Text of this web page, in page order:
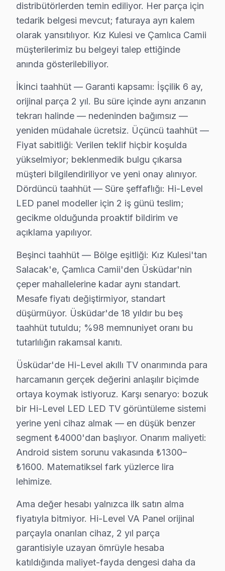
· Pendik Hi-Level
· Sancaktepe Hi-Level
· Üsküdar Sony
· Üsküdar Philips
· Üsküdar iFFALCON
· Üsküdar Samsung
· Üsküdar LG
· Üsküdar Panasonic
· Üsküdar Toshiba
· Üsküdar Sharp
Üsküdar Hi-Level Servis: En Çok Sorulan
Üsküdar Hi-Level panel tamirinde iki kritik bilgi: (1)
Hi-Level TV Arızaları ve Çözümler
✓ 15+ Yıl Deneyim
✓ Orijinal Yedek Parça
✓ Ücretsiz Arıza Tespiti
Üsküdar, İstanbul'un köklü ilçelerinden biri olup bölgemizdeki
Üsküdar'den Hi-Level Müşteri Hikayeleri
Bir gün Üsküdar'da, yağmurlu bir havada, Ayşe
“Merhaba, televizyonum açılmıyor! Çalışıyormuş
“Bu durum bazen ekranın arka ışıklandırmasından
Üsküdar’ın merkezi konumu ve ulaşım ağı
Ayşe Hanım’ın kullandığı model, 2015 yılında
Hi-Level Arızaları: Sahadan Gerçek Vakalar
distribütörlerden temin ediliyor. Her parça için
tedarik belgesi mevcut; faturaya ayrı kalem
olarak yansıtılıyor. Kız Kulesi ve Çamlıca Camii
müşterilerimiz bu belgeyi talep ettiğinde
anında gösterilebiliyor.
İkinci taahhüt — Garanti kapsamı: İşçilik 6 ay,
orijinal parça 2 yıl. Bu süre içinde aynı arızanın
tekrarı halinde — nedeninden bağımsız —
yeniden müdahale ücretsiz. Üçüncü taahhüt —
Fiyat sabitliği: Verilen teklif hiçbir koşulda
yükselmiyor; beklenmedik bulgu çıkarsa
müşteri bilgilendiriliyor ve yeni onay alınıyor.
Dördüncü taahhüt — Süre şeffaflığı: Hi-Level
LED panel modeller için 2 iş günü teslim;
gecikme olduğunda proaktif bildirim ve
açıklama yapılıyor.
Beşinci taahhüt — Bölge eşitliği: Kız Kulesi'tan
Salacak'e, Çamlıca Camii'den Üsküdar'nin
çeper mahallelerine kadar aynı standart.
Mesafe fiyatı değiştirmiyor, standart
düşürmüyor. Üsküdar'de 18 yıldır bu beş
taahhüt tutuldu; %98 memnuniyet oranı bu
tutarlılığın rakamsal kanıtı.
Üsküdar'de Hi-Level akıllı TV onarımında para
harcamanın gerçek değerini anlaşılır biçimde
ortaya koymak istiyoruz. Karşı senaryo: bozuk
bir Hi-Level LED LED TV görüntüleme sistemi
yerine yeni cihaz almak — en düşük benzer
segment ₺4000'dan başlıyor. Onarım maliyeti:
Android sistem sorunu vakasında ₺1300–
₺1600. Matematiksel fark yüzlerce lira
lehimize.
Ama değer hesabı yalnızca ilk satın alma
fiyatıyla bitmiyor. Hi-Level VA Panel orijinal
parçayla onarılan cihaz, 2 yıl parça
garantisiyle uzayan ömrüyle hesaba
katıldığında maliyet-fayda dengesi daha da